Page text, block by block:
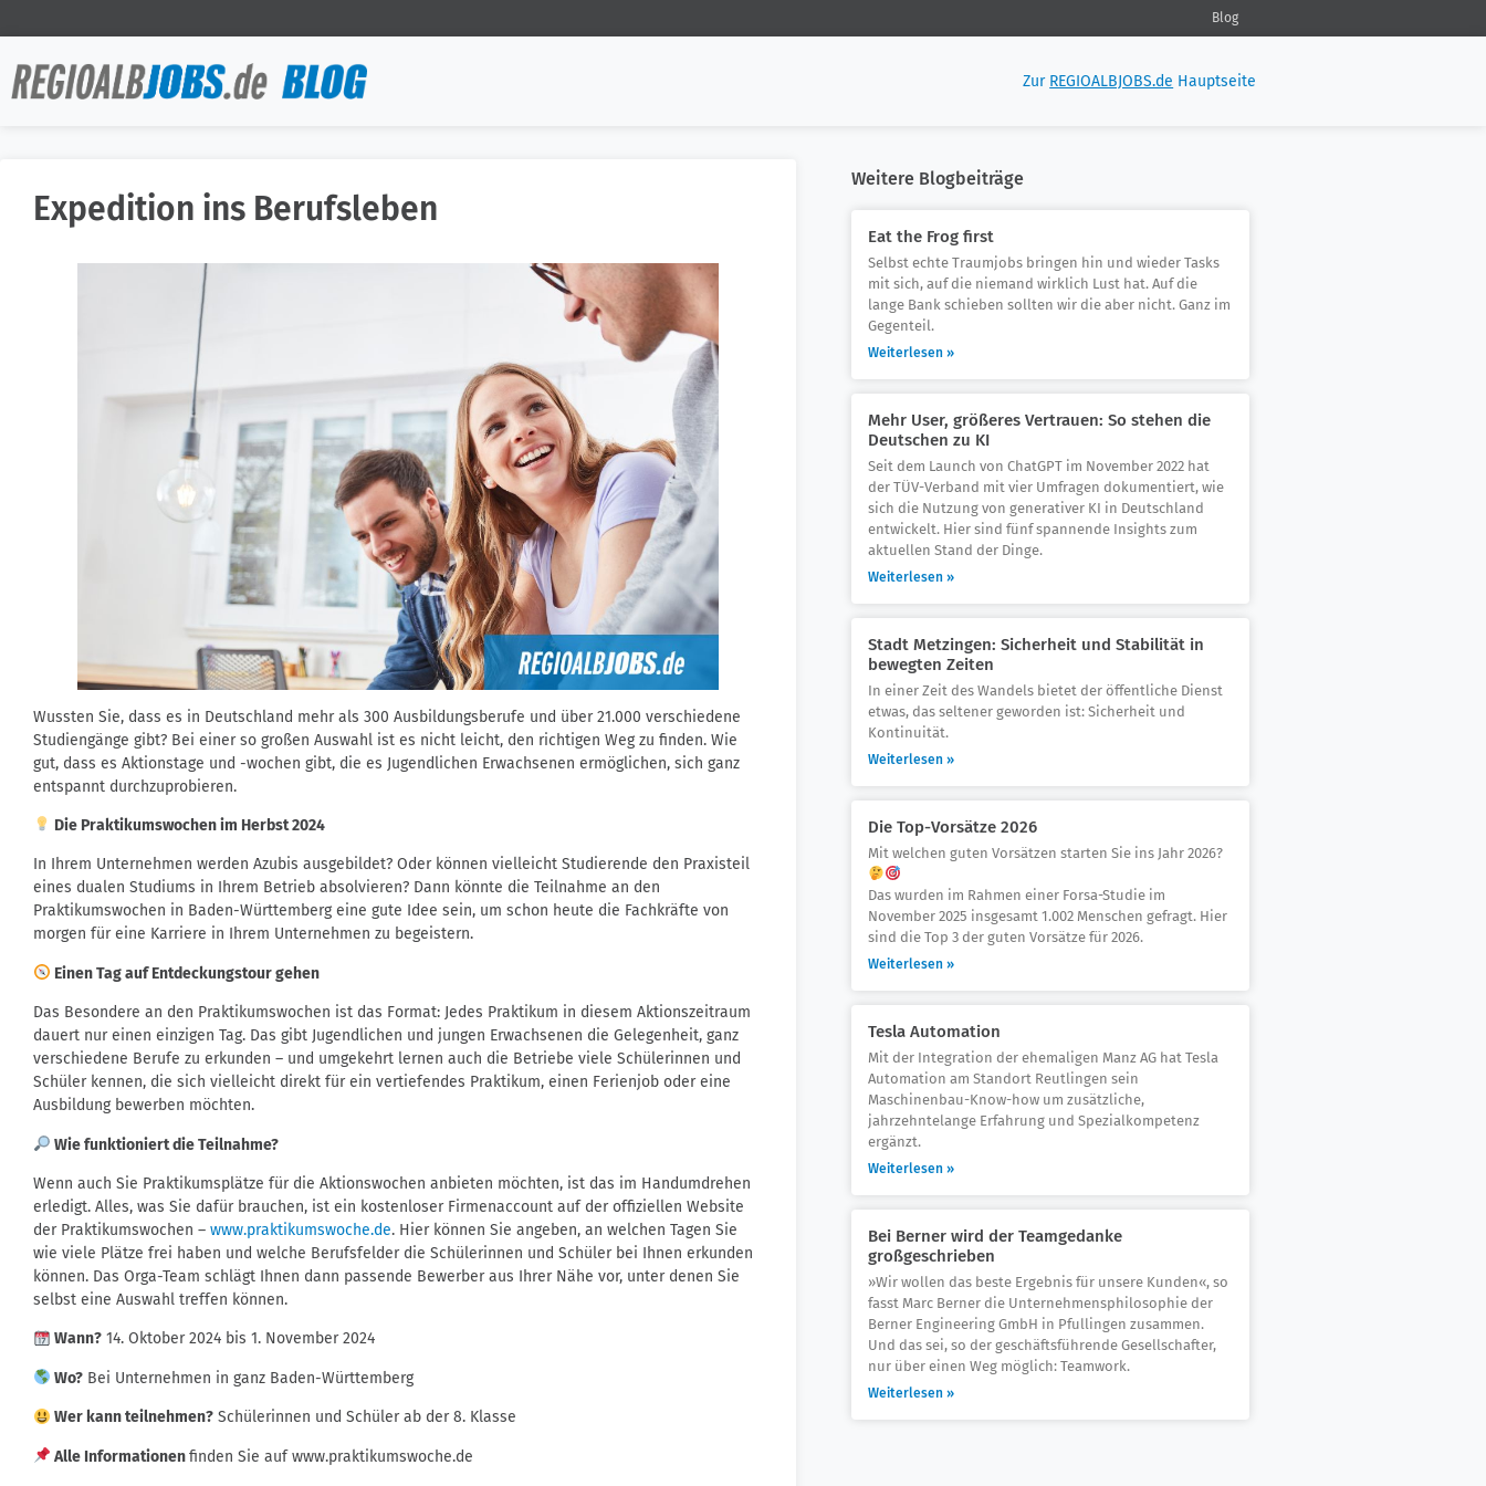
Blog
Zur REGIOALBJOBS.de Hauptseite
Expedition ins Berufsleben
Wussten Sie, dass es in Deutschland mehr als 300 Ausbildungsberufe und über 21.000 verschiedene
Studiengänge gibt? Bei einer so großen Auswahl ist es nicht leicht, den richtigen Weg zu finden. Wie
gut, dass es Aktionstage und -wochen gibt, die es Jugendlichen Erwachsenen ermöglichen, sich ganz
entspannt durchzuprobieren.
Die Praktikumswochen im Herbst 2024
In Ihrem Unternehmen werden Azubis ausgebildet? Oder können vielleicht Studierende den Praxisteil
eines dualen Studiums in Ihrem Betrieb absolvieren? Dann könnte die Teilnahme an den
Praktikumswochen in Baden-Württemberg eine gute Idee sein, um schon heute die Fachkräfte von
morgen für eine Karriere in Ihrem Unternehmen zu begeistern.
Einen Tag auf Entdeckungstour gehen
Das Besondere an den Praktikumswochen ist das Format: Jedes Praktikum in diesem Aktionszeitraum
dauert nur einen einzigen Tag. Das gibt Jugendlichen und jungen Erwachsenen die Gelegenheit, ganz
verschiedene Berufe zu erkunden – und umgekehrt lernen auch die Betriebe viele Schülerinnen und
Schüler kennen, die sich vielleicht direkt für ein vertiefendes Praktikum, einen Ferienjob oder eine
Ausbildung bewerben möchten.
Wie funktioniert die Teilnahme?
Wenn auch Sie Praktikumsplätze für die Aktionswochen anbieten möchten, ist das im Handumdrehen
erledigt. Alles, was Sie dafür brauchen, ist ein kostenloser Firmenaccount auf der offiziellen Website
der Praktikumswochen – www.praktikumswoche.de. Hier können Sie angeben, an welchen Tagen Sie
wie viele Plätze frei haben und welche Berufsfelder die Schülerinnen und Schüler bei Ihnen erkunden
können. Das Orga-Team schlägt Ihnen dann passende Bewerber aus Ihrer Nähe vor, unter denen Sie
selbst eine Auswahl treffen können.
Wann?14. Oktober 2024 bis 1. November 2024
Wo?Bei Unternehmen in ganz Baden-Württemberg
Wer kann teilnehmen?Schülerinnen und Schüler ab der 8. Klasse
Alle Informationenfinden Sie auf www.praktikumswoche.de
Weitere Blogbeiträge
Eat the Frog first
Selbst echte Traumjobs bringen hin und wieder Tasks
mit sich, auf die niemand wirklich Lust hat. Auf die
lange Bank schieben sollten wir die aber nicht. Ganz im
Gegenteil.
Weiterlesen »
Mehr User, größeres Vertrauen: So stehen die
Deutschen zu KI
Seit dem Launch von ChatGPT im November 2022 hat
der TÜV-Verband mit vier Umfragen dokumentiert, wie
sich die Nutzung von generativer KI in Deutschland
entwickelt. Hier sind fünf spannende Insights zum
aktuellen Stand der Dinge.
Weiterlesen »
Stadt Metzingen: Sicherheit und Stabilität in
bewegten Zeiten
In einer Zeit des Wandels bietet der öffentliche Dienst
etwas, das seltener geworden ist: Sicherheit und
Kontinuität.
Weiterlesen »
Die Top-Vorsätze 2026
Mit welchen guten Vorsätzen starten Sie ins Jahr 2026?
Das wurden im Rahmen einer Forsa-Studie im
November 2025 insgesamt 1.002 Menschen gefragt. Hier
sind die Top 3 der guten Vorsätze für 2026.
Weiterlesen »
Tesla Automation
Mit der Integration der ehemaligen Manz AG hat Tesla
Automation am Standort Reutlingen sein
Maschinenbau-Know-how um zusätzliche,
jahrzehntelange Erfahrung und Spezialkompetenz
ergänzt.
Weiterlesen »
Bei Berner wird der Teamgedanke
großgeschrieben
»Wir wollen das beste Ergebnis für unsere Kunden«, so
fasst Marc Berner die Unternehmensphilosophie der
Berner Engineering GmbH in Pfullingen zusammen.
Und das sei, so der geschäftsführende Gesellschafter,
nur über einen Weg möglich: Teamwork.
Weiterlesen »